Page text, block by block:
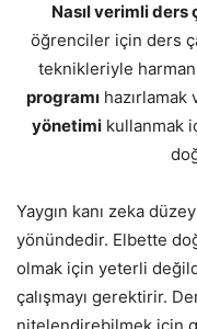
Nasıl verimli ders
öğrenciler için ders
teknikleriyle
programı hazırlamak
yönetimi kullanmak
Yaygın kanı zeka
yönündedir. Elbette
olmak için yeterli
çalışmayı gerektirir.